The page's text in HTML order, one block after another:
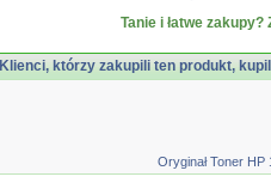
Tanie i łatwe
Klienci, którzy zakupili ten produkt,
Oryginał Toner